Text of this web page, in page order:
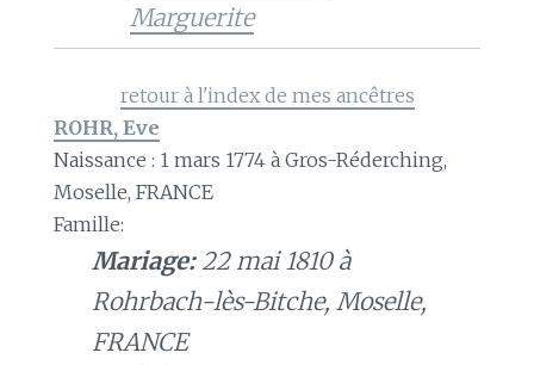
Marguerite
retour à l'index de mes ancêtres
ROHR, Eve
Naissance : 1 mars 1774 à Gros-Réderching,
Moselle, FRANCE
Famille:
Mariage:22 mai 1810 à
Rohrbach-lès-Bitche, Moselle,
FRANCE